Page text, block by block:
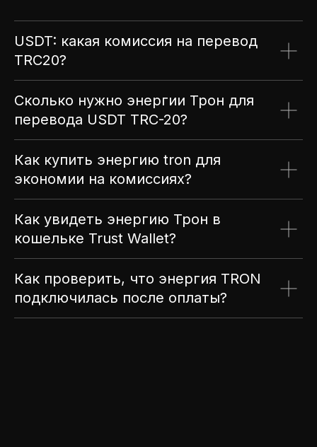
USDT: какая комиссия на перевод
TRC20?
Сколько нужно энергии Трон для
перевода USDT TRC-20?
Как купить энергию tron для
экономии на комиссиях?
Как увидеть энергию Трон в
кошельке Trust Wallet?
Как проверить, что энергия TRON
подключилась после оплаты?